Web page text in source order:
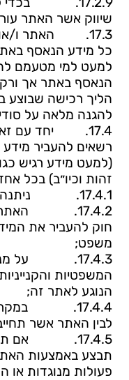
שיווק אשר האתר
17.3.
האתר ו/
כל מידע הנאסף
למעט למי מטעמם
הנאסף באתר אך
הליך רכישה שבוצע
להגנה מלאה על
17.4.
יחד עם
רשאים להעביר
(למעט מידע רגיש
זהות וכיו״ב) בכל
17.4.1.
17.4.2.
חוק להעביר את
משפט;
17.4.3.
על
המשפטיות
הנוגע לאתר זה;
17.4.4.
לבין האתר אשר
17.4.5.
אם
תבצע באמצעות
פעולות מנוגדות או